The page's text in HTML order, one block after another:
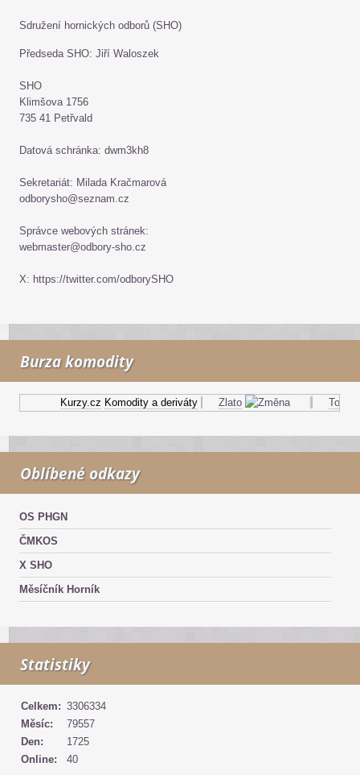
Sdružení hornických odborů (SHO)
Předseda SHO: Jiří Waloszek
SHO
Klimšova 1756
735 41 Petřvald
Datová schránka: dwm3kh8
Sekretariát: Milada Kračmarová
odborysho@seznam.cz
Správce webových stránek:
webmaster@odbory-sho.cz
X: https://twitter.com/odborySHO
Burza komodity
Kurzy.cz Komodity a deriváty Zlato Topný
Oblíbené odkazy
OS PHGN
ČMKOS
X SHO
Měsíčník Horník
Statistiky
Online: 40
Celkem: 3306334
Měsíc:
79557
Den:
1725